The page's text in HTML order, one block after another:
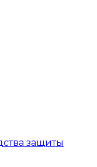
защиты